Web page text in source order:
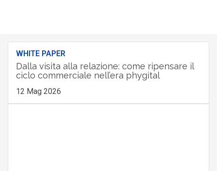
WHITE PAPER
Dalla visita alla relazione: come ripensare il
ciclo commerciale nell’era phygital
12 Mag 2026